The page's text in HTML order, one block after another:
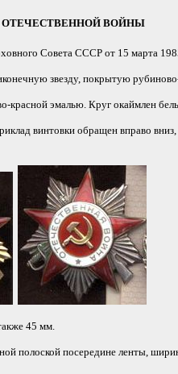
ОТЕЧЕСТВЕННОЙ ВОЙНЫ
Совета СССР от 15 марта
звезду, покрытую
эмалью. Круг окаймлен
винтовки обращен вправо
45 мм.
полоской посередине ленты,